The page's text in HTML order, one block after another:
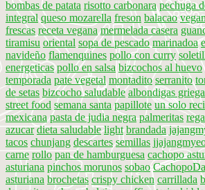
bombas de patata risotto carbonara pechuga
integral queso mozarella freson balacao
frescas receta vegana mermelada casera
tiramisu oriental sopa de pescado marinadoa
navideño flamenquines pollo con curry
energeticas pollo en salsa bizcochos al huevo
temporada pate vegetal montadito serranito
de setas bizcocho saludable albondigas
street food semana santa papillote un solo
mexicana pasta de judia negra palmeritas
azucar dieta saludable light brandada
tacos chunjang descartes semillas
carne rollo pan de hamburguesa cachopo
asturiana pinchos morunos sobao
asturiana brochetas crispy chicken carrillada